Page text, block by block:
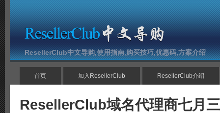
ResellerClub中文导购,使用指南,购买技巧,优惠码,方案介绍
首页 加入ResellerClub ResellerClub介绍
ResellerClub域名代理商七月